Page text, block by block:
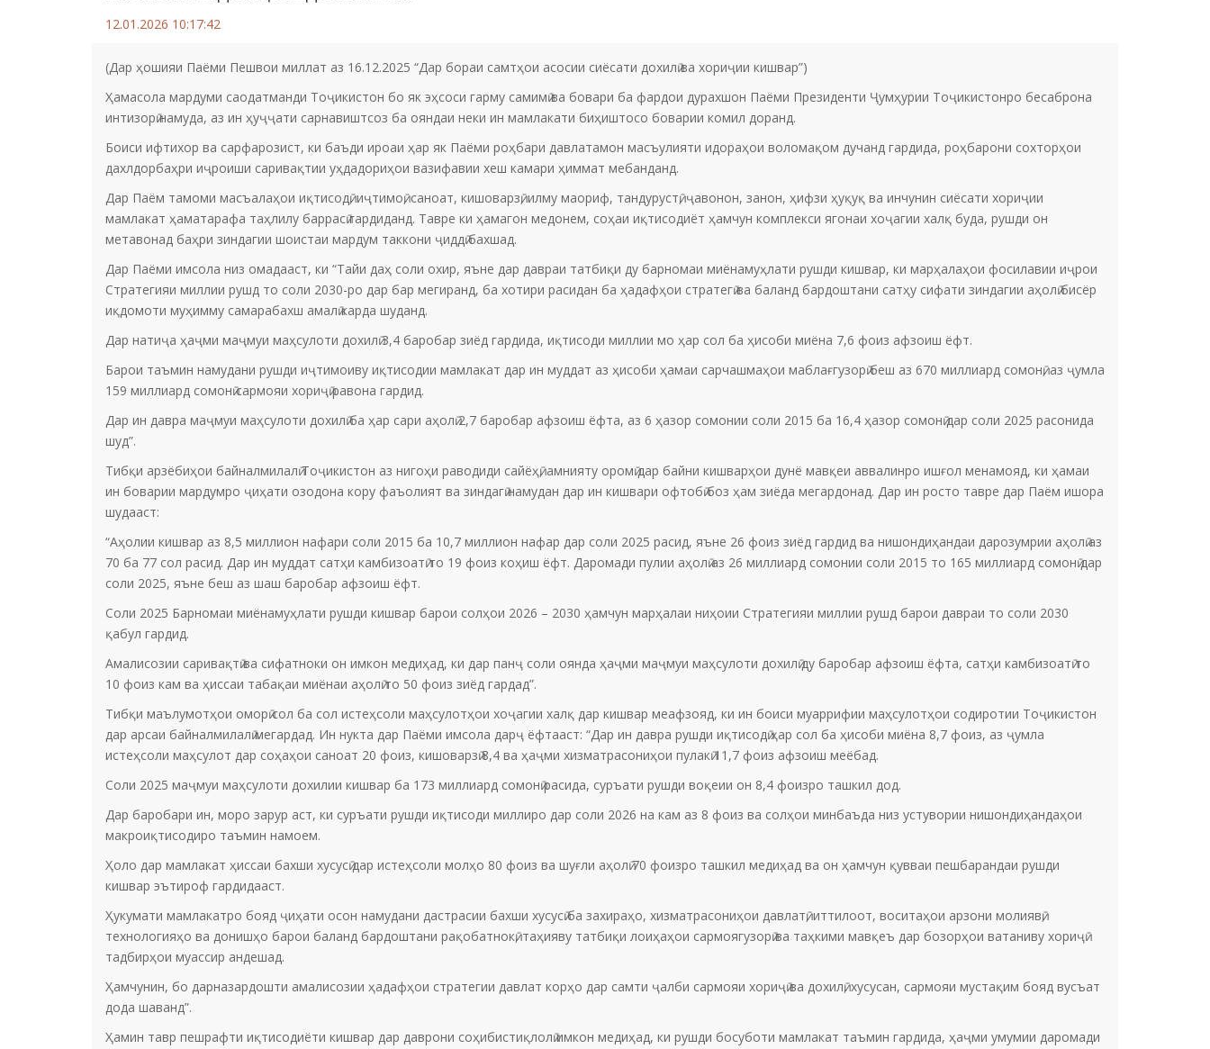
12.01.2026 10:17:42
(Дар ҳошияи Паёми Пешвои миллат аз 16.12.2025 “Дар бораи самтҳои асосии сиёсати дохилӣ ва хориҷии кишвар”)
Ҳамасола мардуми саодатманди Тоҷикистон бо як эҳсоси гарму самимӣ ва бовари ба фардои дурахшон Паёми Президенти Ҷумҳурии Тоҷикистонро бесаброна
интизорӣ намуда, аз ин ҳуҷҷати сарнавиштсоз ба ояндаи неки ин мамлакати биҳиштосо боварии комил доранд.
Боиси ифтихор ва сарфарозист, ки баъди ироаи ҳар як Паёми роҳбари давлатамон масъулияти идораҳои воломақом дучанд гардида, роҳбарони сохторҳои
дахлдорбаҳри иҷроиши саривақтии уҳдадориҳои вазифавии хеш камари ҳиммат мебанданд.
Дар Паём тамоми масъалаҳои иқтисодӣ, иҷтимоӣ, саноат, кишоварзӣ, илму маориф, тандурустӣ, ҷавонон, занон, ҳифзи ҳуқуқ ва инчунин сиёсати хориҷии
мамлакат ҳаматарафа таҳлилу баррасӣ гардиданд. Тавре ки ҳамагон медонем, соҳаи иқтисодиёт ҳамчун комплекси ягонаи хоҷагии халқ буда, рушди он
метавонад баҳри зиндагии шоистаи мардум таккони ҷиддӣ бахшад.
Дар Паёми имсола низ омадааст, ки “Тайи даҳ соли охир, яъне дар давраи татбиқи ду барномаи миёнамуҳлати рушди кишвар, ки марҳалаҳои фосилавии иҷрои
Стратегияи миллии рушд то соли 2030-ро дар бар мегиранд, ба хотири расидан ба ҳадафҳои стратегӣ ва баланд бардоштани сатҳу сифати зиндагии аҳолӣ бисёр
иқдомоти муҳимму самарабахш амалӣ карда шуданд.
Дар натиҷа ҳаҷми маҷмуи маҳсулоти дохилӣ 3,4 баробар зиёд гардида, иқтисоди миллии мо ҳар сол ба ҳисоби миёна 7,6 фоиз афзоиш ёфт.
Барои таъмин намудани рушди иҷтимоиву иқтисодии мамлакат дар ин муддат аз ҳисоби ҳамаи сарчашмаҳои маблағгузорӣ беш аз 670 миллиард сомонӣ, аз ҷумла
159 миллиард сомонӣ сармояи хориҷӣ равона гардид.
Дар ин давра маҷмуи маҳсулоти дохилӣ ба ҳар сари аҳолӣ 2,7 баробар афзоиш ёфта, аз 6 ҳазор сомонии соли 2015 ба 16,4 ҳазор сомонӣ дар соли 2025 расонида
шуд”.
Тибқи арзёбиҳои байналмилалӣ Тоҷикистон аз нигоҳи раводиди сайёҳӣ, амнияту оромӣ дар байни кишварҳои дунё мавқеи аввалинро ишғол менамояд, ки ҳамаи
ин боварии мардумро ҷиҳати озодона кору фаъолият ва зиндагӣ намудан дар ин кишвари офтобӣ боз ҳам зиёда мегардонад. Дар ин росто тавре дар Паём ишора
шудааст:
“Аҳолии кишвар аз 8,5 миллион нафари соли 2015 ба 10,7 миллион нафар дар соли 2025 расид, яъне 26 фоиз зиёд гардид ва нишондиҳандаи дарозумрии аҳолӣ аз
70 ба 77 сол расид. Дар ин муддат сатҳи камбизоатӣ то 19 фоиз коҳиш ёфт. Даромади пулии аҳолӣ аз 26 миллиард сомонии соли 2015 то 165 миллиард сомонӣ дар
соли 2025, яъне беш аз шаш баробар афзоиш ёфт.
Соли 2025 Барномаи миёнамуҳлати рушди кишвар барои солҳои 2026 – 2030 ҳамчун марҳалаи ниҳоии Стратегияи миллии рушд барои давраи то соли 2030
қабул гардид.
Амалисозии саривақтӣ ва сифатноки он имкон медиҳад, ки дар панҷ соли оянда ҳаҷми маҷмуи маҳсулоти дохилӣ ду баробар афзоиш ёфта, сатҳи камбизоатӣ то
10 фоиз кам ва ҳиссаи табақаи миёнаи аҳолӣ то 50 фоиз зиёд гардад”.
Тибқи маълумотҳои оморӣ сол ба сол истеҳсоли маҳсулотҳои хоҷагии халқ дар кишвар меафзояд, ки ин боиси муаррифии маҳсулотҳои содиротии Тоҷикистон
дар арсаи байналмилалӣ мегардад. Ин нукта дар Паёми имсола дарҷ ёфтааст: “Дар ин давра рушди иқтисодӣ ҳар сол ба ҳисоби миёна 8,7 фоиз, аз ҷумла
истеҳсоли маҳсулот дар соҳаҳои саноат 20 фоиз, кишоварзӣ 8,4 ва ҳаҷми хизматрасониҳои пулакӣ 11,7 фоиз афзоиш меёбад.
Соли 2025 маҷмуи маҳсулоти дохилии кишвар ба 173 миллиард сомонӣ расида, суръати рушди воқеии он 8,4 фоизро ташкил дод.
Дар баробари ин, моро зарур аст, ки суръати рушди иқтисоди миллиро дар соли 2026 на кам аз 8 фоиз ва солҳои минбаъда низ устувории нишондиҳандаҳои
макроиқтисодиро таъмин намоем.
Ҳоло дар мамлакат ҳиссаи бахши хусусӣ дар истеҳсоли молҳо 80 фоиз ва шуғли аҳолӣ 70 фоизро ташкил медиҳад ва он ҳамчун қувваи пешбарандаи рушди
кишвар эътироф гардидааст.
Ҳукумати мамлакатро бояд ҷиҳати осон намудани дастрасии бахши хусусӣ ба захираҳо, хизматрасониҳои давлатӣ, иттилоот, воситаҳои арзони молиявӣ,
технологияҳо ва донишҳо барои баланд бардоштани рақобатнокӣ, таҳияву татбиқи лоиҳаҳои сармоягузорӣ ва таҳкими мавқеъ дар бозорҳои ватаниву хориҷӣ
тадбирҳои муассир андешад.
Ҳамчунин, бо дарназардошти амалисозии ҳадафҳои стратегии давлат корҳо дар самти ҷалби сармояи хориҷӣ ва дохилӣ, хусусан, сармояи мустақим бояд вусъат
дода шаванд”.
Ҳамин тавр пешрафти иқтисодиёти кишвар дар даврони соҳибистиқлолӣ имкон медиҳад, ки рушди босуботи мамлакат таъмин гардида, ҳаҷми умумии даромади